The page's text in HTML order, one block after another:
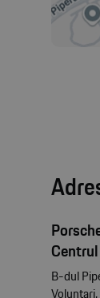
B-dul